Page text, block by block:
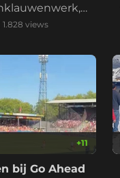
1.828 views
+11
bij Go Ahead